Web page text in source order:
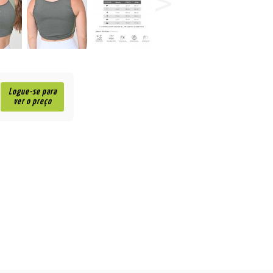
Logue-se para
ver o preço